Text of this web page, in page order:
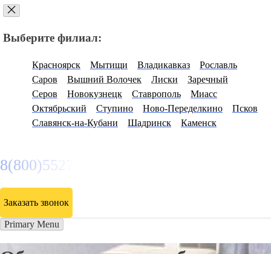
Выберите филиал:
Красноярск Мытищи Владикавказ
Рославль
Саров
Вышний Волочек Лиски
Заречный
Серов
Новокузнецк Ставрополь
Миасс
Октябрьский
Ступино Ново-Переделкино
Псков
Славянск-на-Кубани
Шадринск Каменск
8(800)5527584
Заказать звонок
Primary Menu